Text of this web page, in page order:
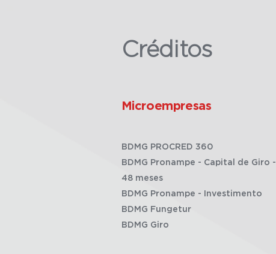
Créditos
Microempresas
BDMG PROCRED 360
BDMG Pronampe - Capital de Giro -
48 meses
BDMG Pronampe - Investimento
BDMG Fungetur
BDMG Giro